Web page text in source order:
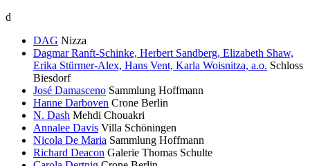
d
DAG Nizza
Dagmar Ranft-Schinke, Herbert Sandberg, Elizabeth Shaw,
Erika Stürmer-Alex, Hans Vent, Karla Woisnitza, a.o. Schloss
Biesdorf
José Damasceno Sammlung Hoffmann
Hanne Darboven Crone Berlin
N. Dash Mehdi Chouakri
Annalee Davis Villa Schöningen
Nicola De Maria Sammlung Hoffmann
Richard Deacon Galerie Thomas Schulte